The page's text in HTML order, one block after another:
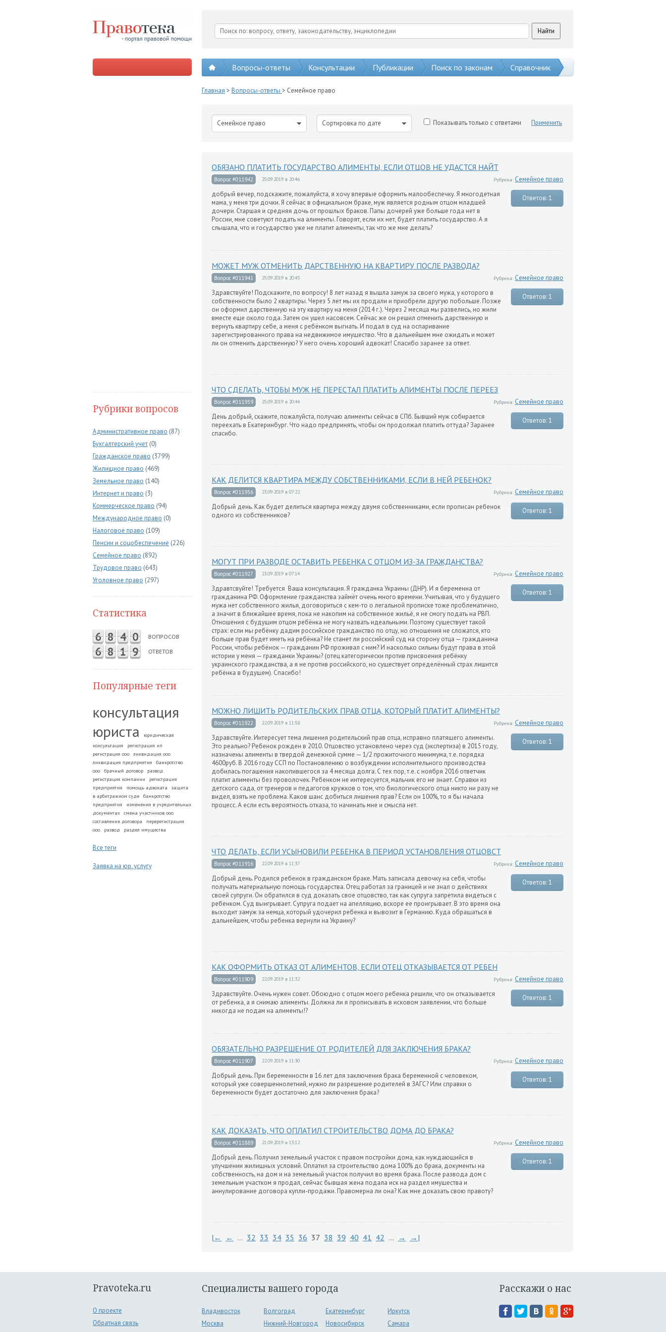
Вопросы-ответы Консультации Публикации Поиск по законам Справочник
Рубрики вопросов
Административное право (87)
Бухгалтерский учет (0)
Гражданское право (3799)
Жилищное право (469)
Земельное право (140)
Интернет и право (3)
Коммерческое право (94)
Международное право (0)
Налоговое право (109)
Пенсии и соцобеспечение (226)
Семейное право (892)
Трудовое право (643)
Уголовное право (297)
Статистика
6 8 4 0 ВОПРОСОВ
6 8 1 9 ОТВЕТОВ
Популярные теги
консультация
юриста
юридическая
консультация
регистрация ип
регистрация ооо
ликвидация ооо
ликвидация предприятия
банкротство
ооо
брачный договор
развод.
регистрация компании
регистрация
предприятия
помощь адвоката
защита
в арбитражном суде
банкротство
предприятия
изменения в учредительных
документах
смена участников ооо
составление договора
перерегистрация
ооо
развод раздел имущества
Все теги
Заявка на юр. услугу
Главная > Вопросы-ответы > Семейное право
Семейное право Сортировка по дате Показывать только с ответами Применить
ОБЯЗАНО ПЛАТИТЬ ГОСУДАРСТВО АЛИМЕНТЫ, ЕСЛИ ОТЦОВ НЕ УДАСТСЯ НАЙТ
Вопрос #011942 25.09.2019 в 20:46 Рубрика: Семейное право
добрый вечер, подскажите, пожалуйста, я хочу впервые оформить малообеспечку. Я многодетная
мама, у меня три дочки. Я сейчас в официальном браке, муж является родным отцом младшей
дочери. Старшая и средняя дочь от прошлых браков. Папы дочерей уже больше года нет в
России, мне советуют подать на алименты. Говорят, если их нет, будет платить государство. А я
слышала, что и государство уже не платит алименты, так что же мне делать?
Ответов: 1
МОЖЕТ МУЖ ОТМЕНИТЬ ДАРСТВЕННУЮ НА КВАРТИРУ ПОСЛЕ РАЗВОДА?
Вопрос #011941 25.09.2019 в 20:45 Рубрика: Семейное право
Здравствуйте! Подскажите, по вопросу! 8 лет назад я вышла замуж за своего мужа, у которого в
собственности было 2 квартиры. Через 5 лет мы их продали и приобрели другую побольше. Позже
он оформил дарственную на эту квартиру на меня (2014 г.). Через 2 месяца мы развелись, но жили
вместе еще около года. Затем он ушел насовсем. Сейчас же он решил отменить дарственную и
вернуть квартиру себе, а меня с ребёнком выгнать. И подал в суд на оспаривание
зарегистрированного права на недвижимое имущество. Что в дальнейшем мне ожидать и может
ли он отменить дарственную? У него очень хороший адвокат! Спасибо заранее за ответ.
Ответов: 1
ЧТО СДЕЛАТЬ, ЧТОБЫ МУЖ НЕ ПЕРЕСТАЛ ПЛАТИТЬ АЛИМЕНТЫ ПОСЛЕ ПЕРЕЕЗ
Вопрос #011939 25.09.2019 в 20:44 Рубрика: Семейное право
День добрый, скажите, пожалуйста, получаю алименты сейчас в СПб. Бывший муж собирается
переехать в Екатеринбург. Что надо предпринять, чтобы он продолжал платить оттуда? Заранее
спасибо.
Ответов: 1
КАК ДЕЛИТСЯ КВАРТИРА МЕЖДУ СОБСТВЕННИКАМИ, ЕСЛИ В НЕЙ РЕБЕНОК?
Вопрос #011936 23.09.2019 в 07:22 Рубрика: Семейное право
Добрый день. Как будет делиться квартира между двумя собственниками, если прописан ребенок
одного из собственников?
Ответов: 1
МОГУТ ПРИ РАЗВОДЕ ОСТАВИТЬ РЕБЕНКА С ОТЦОМ ИЗ-ЗА ГРАЖДАНСТВА?
Вопрос #011927 23.09.2019 в 07:14 Рубрика: Семейное право
Здравтсвуйте! Требуется Ваша консультация. Я гражданка Украины (ДНР). И я беременна от
гражданина РФ. Оформление гражданства займёт очень много времени. Учитывая, что у будущего
мужа нет собственного жилья, договориться с кем-то о легальной прописке тоже проблематично,
а значит в ближайшее время, пока не накопим на собственное жильё, я не смогу подать на РВП.
Отношения с будущим отцом ребёнка не могу назвать идеальными. Поэтому существует такой
страх: если мы ребёнку дадим российское гражданство по отцу, но отношения не сложатся, кто
больше прав будет иметь на ребёнка? Не станет ли российский суд на сторону отца — гражданина
России, чтобы ребёнок — гражданин РФ проживал с ним? И насколько сильны будут права в этой
истории у меня — гражданки Украины? (отец категорически против присвоения ребёнку
украинского гражданства, а я не против российского, но существует определённый страх лишится
ребёнка в будущем). Спасибо!
Ответов: 1
МОЖНО ЛИШИТЬ РОДИТЕЛЬСКИХ ПРАВ ОТЦА, КОТОРЫЙ ПЛАТИТ АЛИМЕНТЫ?
Вопрос #011922 22.09.2019 в 11:58 Рубрика: Семейное право
Здравствуйте. Интересует тема лишения родительский прав отца, исправно платящего алименты.
Это реально? Ребенок рожден в 2010. Отцовство установлено через суд (экспертиза) в 2015 году,
назначены алименты в твердой денежной сумме — 1/2 прожиточного минимума, т.е. порядка
4600руб. В 2016 году ССП по Постановлению о возбуждении исполнительного производства
добилась погашения накопившегося за 4 месяца долга. С тех пор, т.е. с ноября 2016 ответчик
платит алименты без проволочек. Ребенком не интересуется, мальчик его не знает. Справки из
детского сада, от тренеров и педагогов кружков о том, что биологического отца никто ни разу не
видел, взять не проблема. Каков шанс добиться лишения прав? Если он 100%, то я бы начала
процесс. А если есть вероятность отказа, то начинать мне и смысла нет.
Ответов: 1
ЧТО ДЕЛАТЬ, ЕСЛИ УСЫНОВИЛИ РЕБЕНКА В ПЕРИОД УСТАНОВЛЕНИЯ ОТЦОВСТ
Вопрос #011916 22.09.2019 в 11:37 Рубрика: Семейное право
Добрый день. Родился ребенок в гражданском браке. Мать записала девочку на себя, чтобы
получать материальную помощь государства. Отец работал за границей и не знал о действиях
своей супруги. Он обратился в суд доказать свое отцовство, так как супруга запретила видеться с
ребенком. Суд выигрывает. Супруга подает на апелляцию, вскоре ее проигрывает. В это время она
выходит замуж за немца, который удочерил ребенка и вывозит в Германию. Куда обращаться в
дальнейшем, чтобы ребенка вернули на Украину?
Ответов: 1
КАК ОФОРМИТЬ ОТКАЗ ОТ АЛИМЕНТОВ, ЕСЛИ ОТЕЦ ОТКАЗЫВАЕТСЯ ОТ РЕБЕН
Вопрос #011909 22.09.2019 в 11:32 Рубрика: Семейное право
Здравствуйте. Очень нужен совет. Обоюдно с отцом моего ребенка решили, что он отказывается
от ребенка, а я снимаю алименты. Должна ли я прописывать в исковом заявлении, что больше
никогда не подам на алименты!?
Ответов: 1
ОБЯЗАТЕЛЬНО РАЗРЕШЕНИЕ ОТ РОДИТЕЛЕЙ ДЛЯ ЗАКЛЮЧЕНИЯ БРАКА?
Вопрос #011907 22.09.2019 в 11:30 Рубрика: Семейное право
Добрый день. При беременности в 16 лет для заключения брака беременной с человеком,
который уже совершеннолетний, нужно ли разрешение родителей в ЗАГС? Или справки о
беременности будет достаточно для заключения брака?
Ответов: 1
КАК ДОКАЗАТЬ, ЧТО ОПЛАТИЛ СТРОИТЕЛЬСТВО ДОМА ДО БРАКА?
Вопрос #011889 21.09.2019 в 13:12 Рубрика: Семейное право
Добрый день. Получил земельный участок с правом постройки дома, как нуждающийся в
улучшении жилищных условий. Оплатил за строительство дома 100% до брака, документы на
собственность, на дом и на земельный участок получил во время брака. После развода дом с
земельным участком я продал, сейчас бывшая жена подала иск на раздел имущества и
аннулирование договора купли-продажи. Правомерна ли она? Как мне доказать свою правоту?
Ответов: 1
|← ← … 32 33 34 35 36 37 38 39 40 41 42 … → →|
Pravoteka.ru
О проекте
Обратная связь
Специалисты вашего города
Владивосток Волгоград Екатеринбург
Иркутск
Москва
Нижний-Новгород Новосибирск
Самара
Расскажи о нас